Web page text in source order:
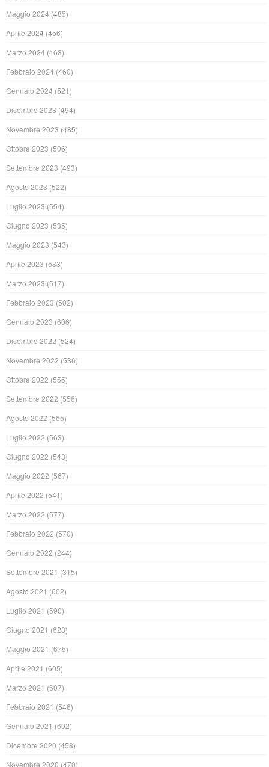
Maggio 2024 (485)
Aprile 2024 (456)
Marzo 2024 (468)
Febbraio 2024 (460)
Gennaio 2024 (521)
Dicembre 2023 (494)
Novembre 2023 (485)
Ottobre 2023 (506)
Settembre 2023 (493)
Agosto 2023 (522)
Luglio 2023 (554)
Giugno 2023 (535)
Maggio 2023 (543)
Aprile 2023 (533)
Marzo 2023 (517)
Febbraio 2023 (502)
Gennaio 2023 (606)
Dicembre 2022 (524)
Novembre 2022 (536)
Ottobre 2022 (555)
Settembre 2022 (556)
Agosto 2022 (565)
Luglio 2022 (563)
Giugno 2022 (543)
Maggio 2022 (567)
Aprile 2022 (541)
Marzo 2022 (577)
Febbraio 2022 (570)
Gennaio 2022 (244)
Settembre 2021 (315)
Agosto 2021 (602)
Luglio 2021 (590)
Giugno 2021 (623)
Maggio 2021 (675)
Aprile 2021 (605)
Marzo 2021 (607)
Febbraio 2021 (546)
Gennaio 2021 (602)
Dicembre 2020 (458)
Novembre 2020 (470)